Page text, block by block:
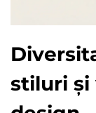
stiluri și